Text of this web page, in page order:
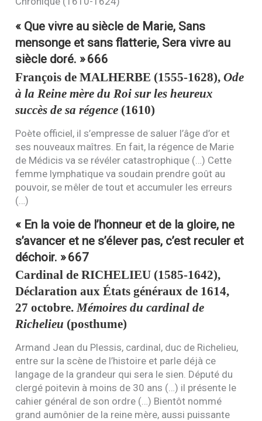
« Que vivre au siècle de Marie, Sans
mensonge et sans flatterie, Sera vivre au
siècle doré. »666
François deMALHERBE (1555-1628),Ode
à la Reine mère du Roi sur les heureux
succès de sa régence (1610)
Poète officiel, il s’empresse de saluer l’âge d’or et
ses nouveaux maîtres. En fait, la régence de Marie
de Médicis va se révéler catastrophique (…) Cette
femme lymphatique va soudain prendre goût au
pouvoir, se mêler de tout et accumuler les erreurs
(…)
« En la voie de l’honneur et de la gloire, ne
s’avancer et ne s’élever pas, c’est reculer et
déchoir. »667
Cardinal deRICHELIEU (1585-1642),
Déclaration aux États généraux de 1614,
27 octobre. Mémoires du cardinal de
Richelieu (posthume)
Armand Jean du Plessis, cardinal, duc de Richelieu,
entre sur la scène de l’histoire et parle déjà ce
langage de la grandeur qui sera le sien. Député du
clergé poitevin à moins de 30 ans (…) il présente le
cahier général de son ordre (…) Bientôt nommé
grand aumônier de la reine mère, aussi puissante